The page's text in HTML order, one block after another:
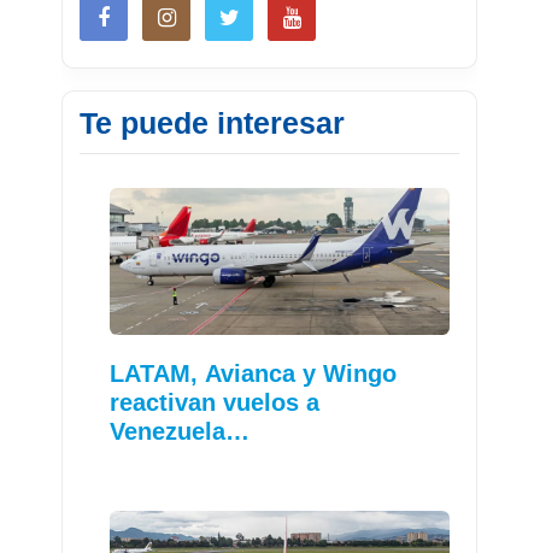
Te puede interesar
LATAM, Avianca y Wingo
reactivan vuelos a
Venezuela…